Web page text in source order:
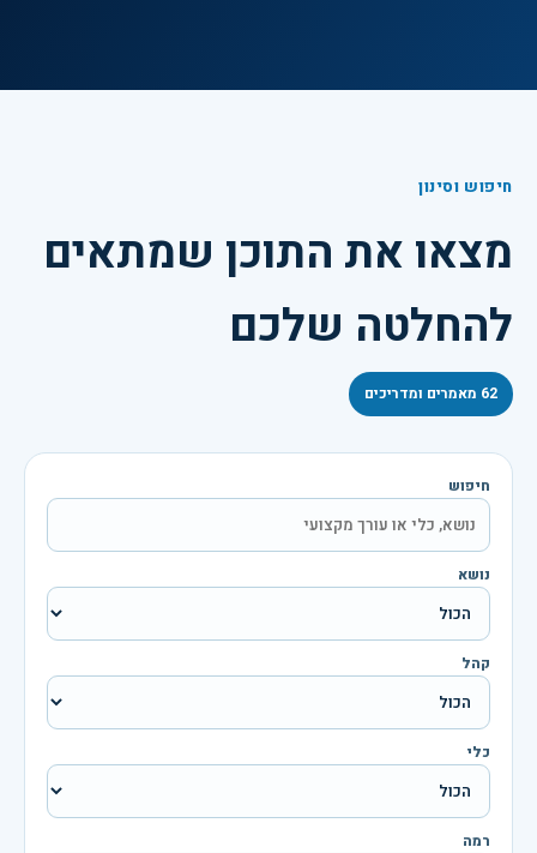
חיפוש וסינון
מצאו את התוכן שמתאים
להחלטה שלכם
62 מאמרים ומדריכים
חיפוש
נושא
קהל
כלי
רמה